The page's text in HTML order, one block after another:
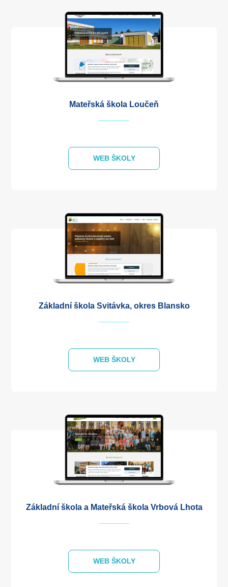
Mateřská škola Loučeň
WEB ŠKOLY
Základní škola Svitávka, okres Blansko
WEB ŠKOLY
Základní škola a Mateřská škola Vrbová Lhota
WEB ŠKOLY